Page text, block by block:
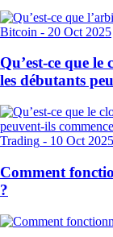
Bitcoin - 20 Oct 2025
Qu’est-ce que
les débutants
Trading - 10 Oct 2025
Comment
?